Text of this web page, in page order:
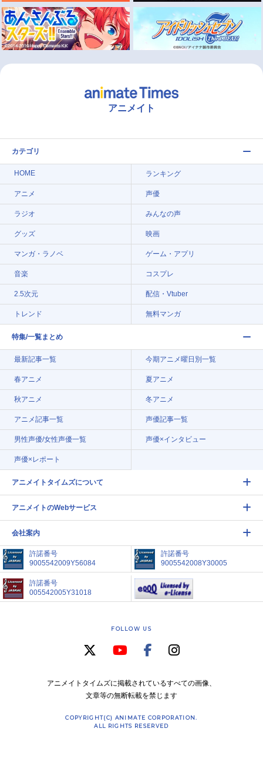
アニメイト
カテゴリ
HOME ランキング
アニメ 声優
ラジオ みんなの声
グッズ 映画
マンガ・ラノベ ゲーム・アプリ
音楽 コスプレ
2.5次元 配信・Vtuber
トレンド 無料マンガ
特集/一覧まとめ
最新記事一覧 今期アニメ曜日別一覧
春アニメ 夏アニメ
秋アニメ 冬アニメ
アニメ記事一覧 声優記事一覧
男性声優/女性声優一覧 声優×インタビュー
声優×レポート
アニメイトタイムズについて
アニメイトのWebサービス
会社案内
許諾番号
9005542009Y56084
許諾番号
9005542008Y30005
許諾番号
005542005Y31018
FOLLOW US
アニメイトタイムズに掲載されているすべての画像、
文章等の無断転載を禁じます
COPYRIGHT(C) ANIMATE CORPORATION.
ALL RIGHTS RESERVED